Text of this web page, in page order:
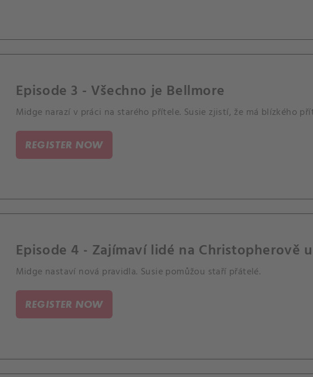
Episode 3 - Všechno je Bellmore
Midge narazí v práci na starého přítele. Susie zjistí, že má blízkého
REGISTER NOW
Episode 4 - Zajímaví lidé na Christopherově
Midge nastaví nová pravidla. Susie pomůžou staří přátelé.
REGISTER NOW